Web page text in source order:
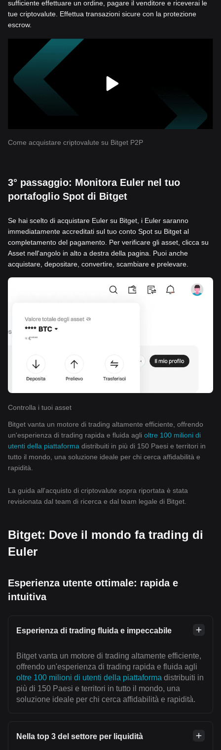
sufficiente effettuare un ordine, pagare il venditore e riceverai le
tue criptovalute. Effettua transazioni sicure con la protezione
escrow.
Come acquistare criptovalute su Bitget P2P
3° passaggio: Monitora Euler nel tuo
portafoglio Spot di Bitget
Se hai scelto di acquistare Euler su Bitget, i Euler saranno
immediatamente accreditati sul tuo conto Spot su Bitget al
completamento del pagamento. Per verificare gli asset, clicca su
Asset nell'angolo in alto a destra della pagina. Puoi anche
acquistare, depositare, convertire, scambiare e prelevare.
Controlla i tuoi asset
Bitget vanta un motore di trading altamente efficiente, offrendo
un'esperienza di trading rapida e fluida agli oltre 100 milioni di
utenti della piattaforma distribuiti in più di 150 Paesi e territori in
tutto il mondo, una soluzione ideale per chi cerca affidabilità e
rapidità.
La guida all'acquisto di criptovalute sopra riportata è stata
revisionata dal team di ricerca e dal team legale di Bitget.
Bitget: Dove il mondo fa trading di
Euler
Esperienza utente ottimale: rapida e
intuitiva
Esperienza di trading fluida e impeccabile
Bitget vanta un motore di trading altamente efficiente,
offrendo un'esperienza di trading rapida e fluida agli
oltre 100 milioni di utenti della piattaforma distribuiti in
più di 150 Paesi e territori in tutto il mondo, una
soluzione ideale per chi cerca affidabilità e rapidità.
Nella top 3 del settore per liquidità